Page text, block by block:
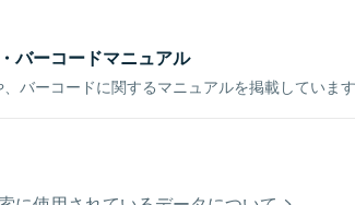
バーコードマニュアル
バーコードに関するマニュアルを掲載しています